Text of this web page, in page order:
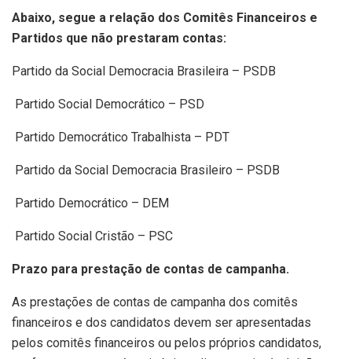
Abaixo, segue a relação dos Comitês Financeiros e
Partidos que não prestaram contas:
Partido da Social Democracia Brasileira – PSDB
Partido Social Democrático – PSD
Partido Democrático Trabalhista – PDT
Partido da Social Democracia Brasileiro – PSDB
Partido Democrático – DEM
Partido Social Cristão – PSC
Prazo para prestação de contas de campanha.
As prestações de contas de campanha dos comitês
financeiros e dos candidatos devem ser apresentadas
pelos comitês financeiros ou pelos próprios candidatos,